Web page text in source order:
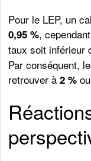
Pour le LEP, un
0,95 %,
taux soit inférieur
Par conséquent,
retrouver à2 % ou